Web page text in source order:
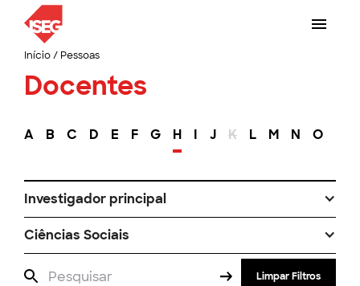
Início/ Pessoas
Docentes
A B C D E F G H I J K L M N O
Investigador principal
Ciências Sociais
Limpar Filtros